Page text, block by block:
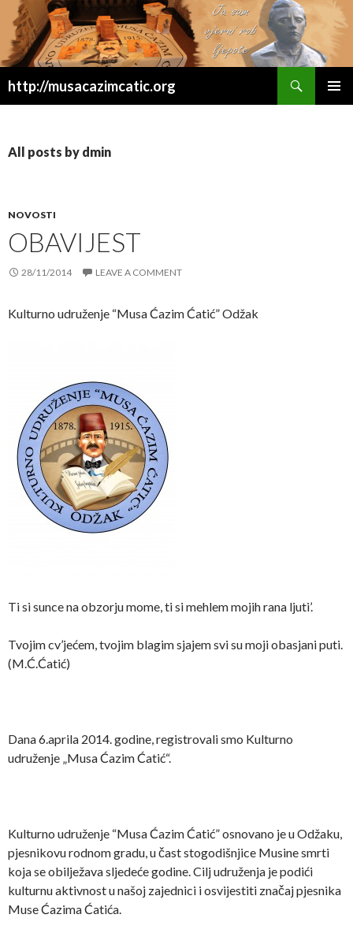
http://musacazimcatic.org
All posts by dmin
NOVOSTI
OBAVIJEST
28/11/2014 LEAVE A COMMENT
Kulturno udruženje “Musa Ćazim Ćatić” Odžak
Ti si sunce na obzorju mome, ti si mehlem mojih rana ljuti’.
Tvojim cv’jećem, tvojim blagim sjajem svi su moji obasjani puti.
(M.Ć.Ćatić)
Dana 6.aprila 2014. godine, registrovali smo Kulturno
udruženje „Musa Ćazim Ćatić“.
Kulturno udruženje “Musa Ćazim Ćatić” osnovano je u Odžaku,
pjesnikovu rodnom gradu, u čast stogodišnjice Musine smrti
koja se obilježava sljedeće godine. Cilj udruženja je podići
kulturnu aktivnost u našoj zajednici i osvijestiti značaj pjesnika
Muse Ćazima Ćatića.